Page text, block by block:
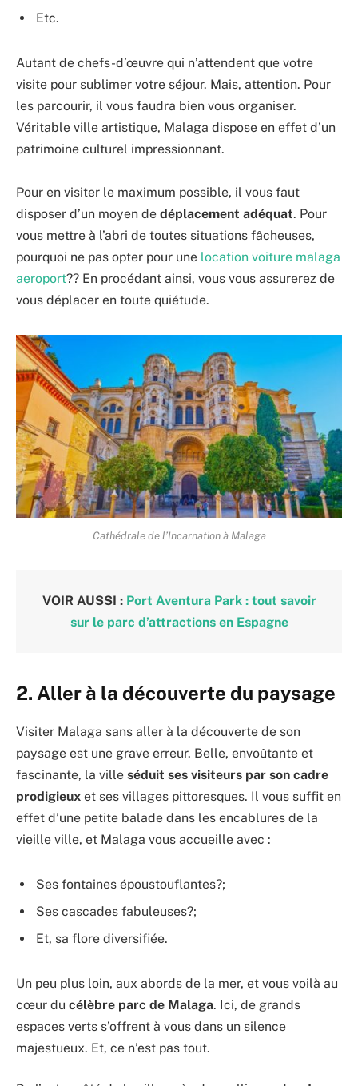
Etc.
Autant de chefs-d’œuvre qui n’attendent que votre
visite pour sublimer votre séjour. Mais, attention. Pour
les parcourir, il vous faudra bien vous organiser.
Véritable ville artistique, Malaga dispose en effet d’un
patrimoine culturel impressionnant.
Pour en visiter le maximum possible, il vous faut
disposer d’un moyen de déplacement adéquat. Pour
vous mettre à l’abri de toutes situations fâcheuses,
pourquoi ne pas opter pour une location voiture malaga
aeroport?? En procédant ainsi, vous vous assurerez de
vous déplacer en toute quiétude.
Cathédrale de l’Incarnation à Malaga
VOIR AUSSI : Port Aventura Park : tout savoir
sur le parc d’attractions en Espagne
2. Aller à la découverte du paysage
Visiter Malaga sans aller à la découverte de son
paysage est une grave erreur. Belle, envoûtante et
fascinante, la ville séduit ses visiteurs par son cadre
prodigieux et ses villages pittoresques. Il vous suffit en
effet d’une petite balade dans les encablures de la
vieille ville, et Malaga vous accueille avec :
Ses fontaines époustouflantes?;
Ses cascades fabuleuses?;
Et, sa flore diversifiée.
Un peu plus loin, aux abords de la mer, et vous voilà au
cœur du célèbre parc de Malaga. Ici, de grands
espaces verts s’offrent à vous dans un silence
majestueux. Et, ce n’est pas tout.